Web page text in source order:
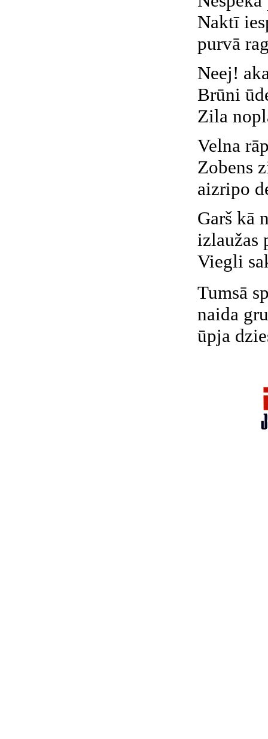
Naktī
purvā
Neej!
Brūni
Zila
Velna
Zobens
aizripo
Garš kā
izlaužas
Viegli
Tumsā
naida
ūpja